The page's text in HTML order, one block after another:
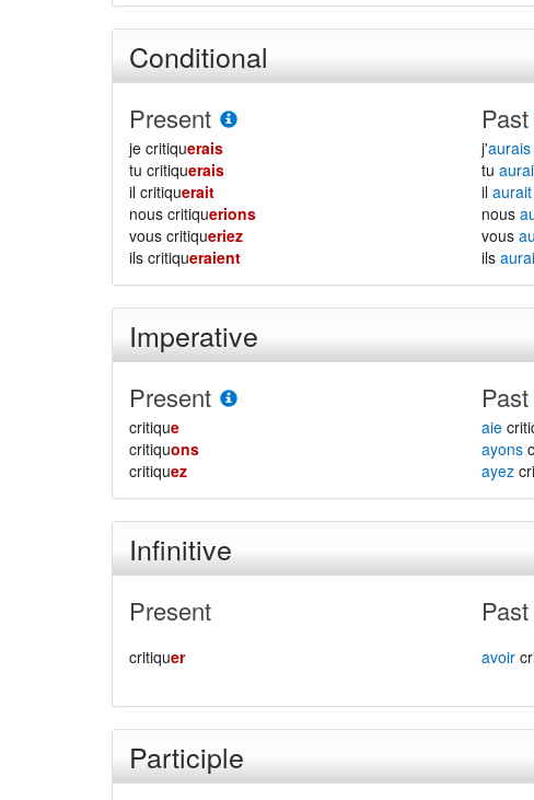
Conditional
Present
je critiquerais
tu critiquerais
il critiquerait
nous critiquerions
vous critiqueriez
ils critiqueraient
Past
j'aurais
tu
ilaurait
nous
vous
ils
Imperative
Present
critique
critiquons
critiquez
Past
aie
ayons
ayez
Infinitive
Present
critiquer
Past
avoir
Participle